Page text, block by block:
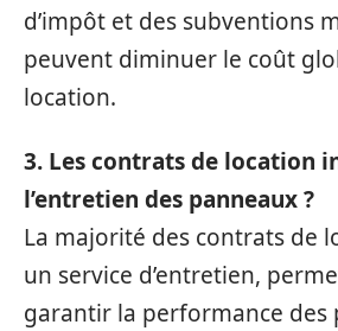
d’impôt et des subventions
peuvent diminuer le coût
location.
3. Les contrats de location
l’entretien des panneaux ?
La majorité des contrats de
un service d’entretien,
garantir la performance des